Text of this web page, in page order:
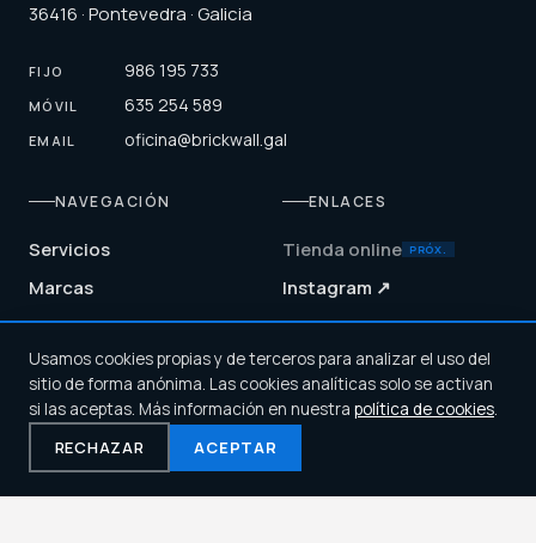
36416 · Pontevedra · Galicia
FIJO 986 195 733
MÓVIL 635 254 589
EMAIL oficina@brickwall.gal
NAVEGACIÓN
Servicios
Marcas
Empresa
Blog
Contacto
ENLACES
Tienda online PRÓX.
Instagram ↗
HORARIO
Lun — Vie
Usamos cookies propias y de terceros para analizar el uso del
sitio de forma anónima. Las cookies analíticas solo se activan
si las aceptas. Más información en nuestra política de cookies.
RECHAZAR
ACEPTAR